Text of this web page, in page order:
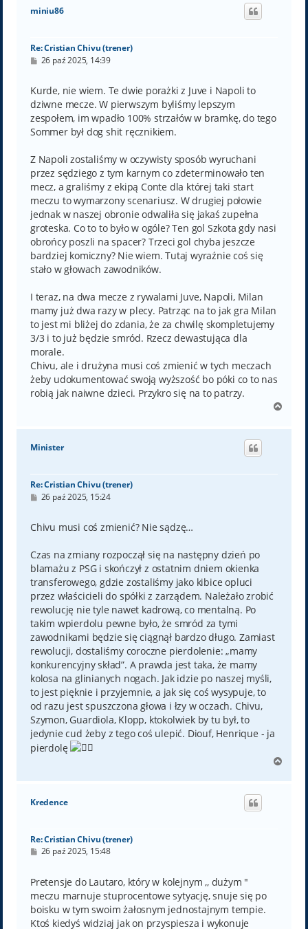
miniu86
Re: Cristian Chivu (trener)
P
t
26 paź 2025, 14:39
Kurde, nie wiem. Te dwie porażki z Juve i Napoli to
dziwne mecze. W pierwszym byliśmy lepszym
zespołem, im wpadło 100% strzałów w bramkę, do tego
Sommer był dog shit ręcznikiem.
Z Napoli zostaliśmy w oczywisty sposób wyruchani
przez sędziego z tym karnym co zdeterminowało ten
mecz, a graliśmy z ekipą Conte dla której taki start
meczu to wymarzony scenariusz. W drugiej połowie
jednak w naszej obronie odwaliła się jakaś zupełna
groteska. Co to to było w ogóle? Ten gol Szkota gdy nasi
obrońcy poszli na spacer? Trzeci gol chyba jeszcze
bardziej komiczny? Nie wiem. Tutaj wyraźnie coś się
stało w głowach zawodników.
I teraz, na dwa mecze z rywalami Juve, Napoli, Milan
mamy już dwa razy w plecy. Patrząc na to jak gra Milan
to jest mi bliżej do zdania, że za chwilę skompletujemy
3/3 i to już będzie smród. Rzecz dewastująca dla
morale.
Chivu, ale i drużyna musi coś zmienić w tych meczach
żeby udokumentować swoją wyższość bo póki co to nas
robią jak naiwne dzieci. Przykro się na to patrzy.
g
Minister
Re: Cristian Chivu (trener)
P
t
26 paź 2025, 15:24
Chivu musi coś zmienić? Nie sądzę…
Czas na zmiany rozpoczął się na następny dzień po
blamażu z PSG i skończył z ostatnim dniem okienka
transferowego, gdzie zostaliśmy jako kibice opluci
przez właścicieli do spółki z zarządem. Należało zrobić
rewolucję nie tyle nawet kadrową, co mentalną. Po
takim wpierdolu pewne było, że smród za tymi
zawodnikami będzie się ciągnął bardzo długo. Zamiast
rewolucji, dostaliśmy coroczne pierdolenie: „mamy
konkurencyjny skład”. A prawda jest taka, że mamy
kolosa na glinianych nogach. Jak idzie po naszej myśli,
to jest pięknie i przyjemnie, a jak się coś wysypuje, to
od razu jest spuszczona głowa i łzy w oczach. Chivu,
Szymon, Guardiola, Klopp, ktokolwiek by tu był, to
jedynie cud żeby z tego coś ulepić. Diouf, Henrique - ja
pierdolę
g
Kredence
Re: Cristian Chivu (trener)
P
t
26 paź 2025, 15:48
Pretensje do Lautaro, który w kolejnym ,, dużym "
meczu marnuje stuprocentowe sytyację, snuje się po
boisku w tym swoim żałosnym jednostajnym tempie.
Ktoś kiedyś widziaj jak on przyspiesza i wykonuje